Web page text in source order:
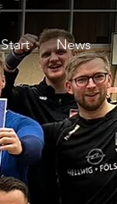
Start News